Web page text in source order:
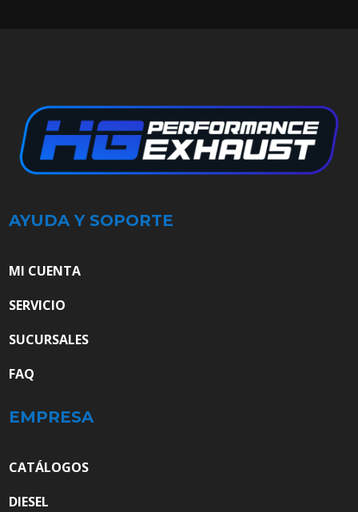
AYUDA Y SOPORTE
MI CUENTA
SERVICIO
SUCURSALES
FAQ
EMPRESA
CATÁLOGOS
DIESEL